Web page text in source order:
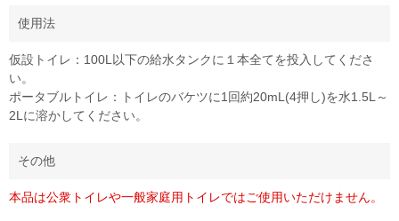
使用法
仮設トイレ：100L以下の給水タンクに１本全てを投入してくださ
い。
ポータブルトイレ：トイレのバケツに1回約20mL(4押し)を水1.5L～
2Lに溶かしてください。
その他
本品は公衆トイレや一般家庭用トイレではご使用いただけません。